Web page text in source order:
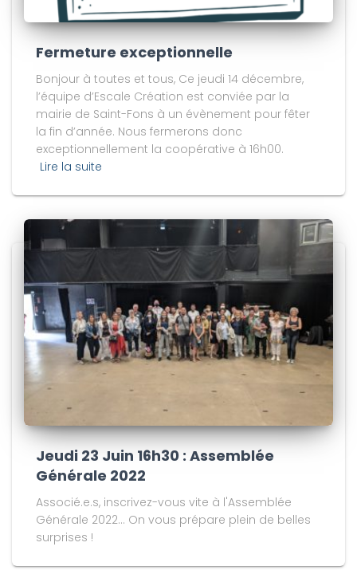
Fermeture exceptionnelle
Bonjour à toutes et tous, Ce jeudi 14 décembre,
l’équipe d’Escale Création est conviée par la
mairie de Saint-Fons à un évènement pour fêter
la fin d’année. Nous fermerons donc
exceptionnellement la coopérative à 16h00.
Lire la suite
Jeudi 23 Juin 16h30 : Assemblée
Générale 2022
Associé.e.s, inscrivez-vous vite à l'Assemblée
Générale 2022... On vous prépare plein de belles
surprises !